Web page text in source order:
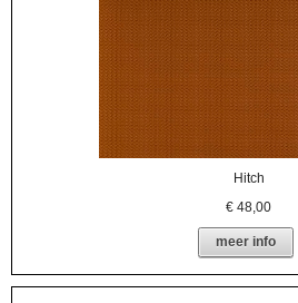
Hitch
€48,00
meer info